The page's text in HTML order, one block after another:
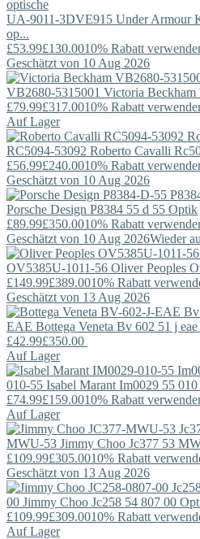
UA-9011-3DVE915 Under Armour
op...
£53.99£130.0010% Rabatt
Geschätzt von 10 Aug 2026
VB2680-5315001 Victoria Beckham
£79.99£317.0010% Rabatt
Auf Lager
RC5094-53092 Roberto Cavalli
£56.99£240.0010% Rabatt
Geschätzt von 10 Aug 2026
Porsche Design P8384 55 d 55 Optik
£89.99£350.0010% Rabatt
Geschätzt von 10 Aug 2026Wieder
OV5385U-1011-56 Oliver Peoples
£149.99£389.0010% Rabatt
Geschätzt von 13 Aug 2026
EAE Bottega Veneta Bv 602 51 j
£42.99£350.00
Auf Lager
010-55 Isabel Marant Im0029 55
£74.99£159.0010% Rabatt
Auf Lager
MWU-53 Jimmy Choo Jc377 53
£109.99£305.0010% Rabatt
Geschätzt von 13 Aug 2026
00 Jimmy Choo Jc258 54 807 00
£109.99£309.0010% Rabatt
Auf Lager